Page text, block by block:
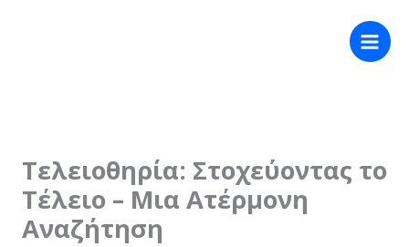
Τελειοθηρία: Στοχεύοντας το
Τέλειο – Μια Ατέρμονη
Αναζήτηση